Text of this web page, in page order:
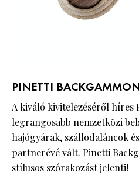
PINETTI
A kiváló kivitelezéséről híres
legrangosabb nemzetközi
hajógyárak, szállodaláncok
partnerévé vált. Pinetti
stílusos szórakozást jelenti!